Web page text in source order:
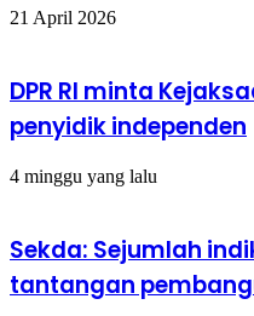
21 April 2026
DPR RI minta
penyidik independen
4 minggu yang lalu
Sekda: Sejumlah
tantangan